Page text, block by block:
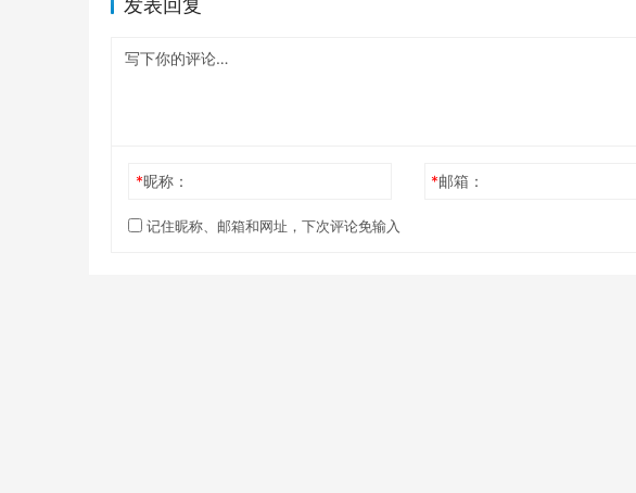
发表回复
*昵称： *邮箱：
记住昵称、邮箱和网址，下次评论免输入